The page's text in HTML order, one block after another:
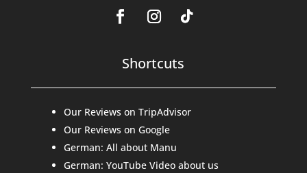
Shortcuts
Our Reviews on TripAdvisor
Our Reviews on Google
German: All about Manu
German: YouTube Video about us